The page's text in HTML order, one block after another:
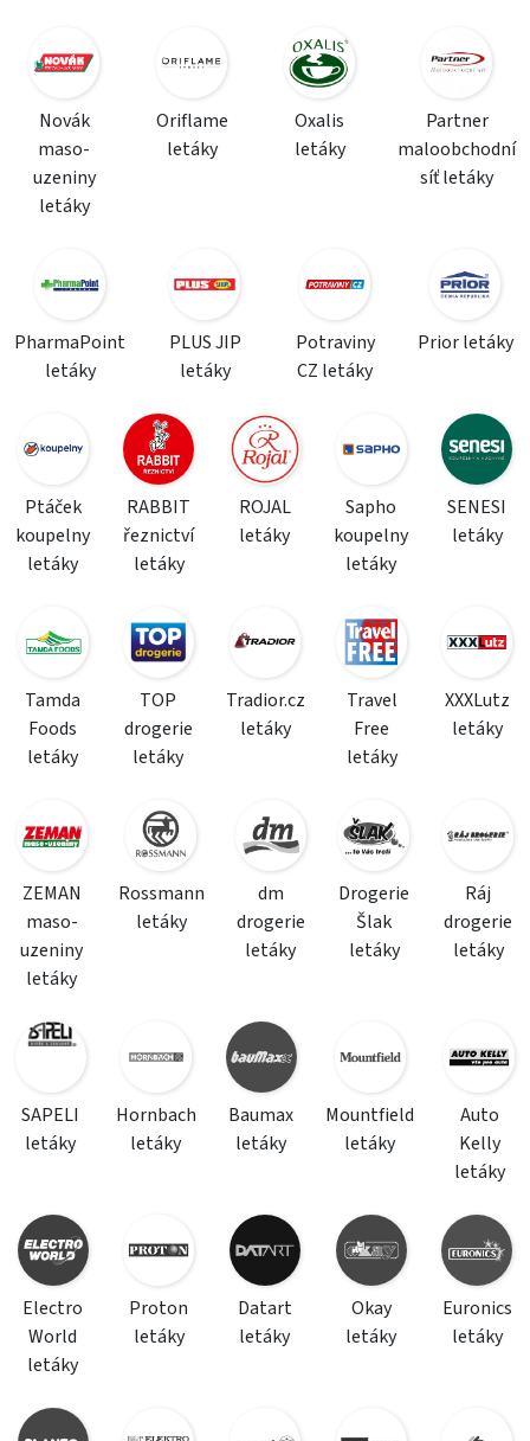
Novák
maso-
uzeniny
letáky
Oriflame
letáky
Oxalis
letáky
Partner
maloobchodní
síť letáky
PharmaPoint
letáky
PLUS JIP
letáky
Potraviny
CZ letáky
Prior letáky
Ptáček
koupelny
letáky
RABBIT
řeznictví
letáky
ROJAL
letáky
Sapho
koupelny
letáky
SENESI
letáky
Tamda
Foods
letáky
TOP
drogerie
letáky
Tradior.cz
letáky
Travel
Free
letáky
XXXLutz
letáky
ZEMAN
maso-
uzeniny
letáky
Rossmann
letáky
dm
drogerie
letáky
Drogerie
Šlak
letáky
Ráj
drogerie
letáky
SAPELI
letáky
Hornbach
letáky
Baumax
letáky
Mountfield
letáky
Auto
Kelly
letáky
Electro
World
letáky
Proton
letáky
Datart
letáky
Okay
letáky
Euronics
letáky